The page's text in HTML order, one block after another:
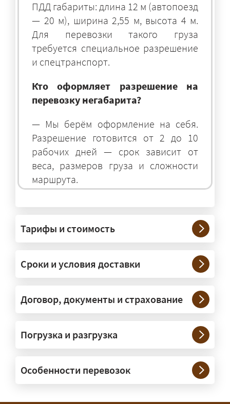
ПДД габариты: длина 12 м (автопоезд
— 20 м), ширина 2,55 м, высота 4 м.
Для перевозки такого груза
требуется специальное разрешение
и спецтранспорт.
Кто оформляет разрешение на
перевозку негабарита?
— Мы берём оформление на себя.
Разрешение готовится от 2 до 10
рабочих дней — срок зависит от
веса, размеров груза и сложности
маршрута.
— На тралах и низкорамниках —
платформах, рассчитанных на
крупногабаритную технику и
конструкции. Транспорт подбираем
под конкретные размеры и вес груза.
сопровождение?
организуем. Потребность в машинах
прикрытия зависит от габаритов
груза и маршрута; это определяется
Тарифы и стоимость
Сроки и условия доставки
Договор, документы и страхование
Погрузка и разгрузка
Особенности перевозок